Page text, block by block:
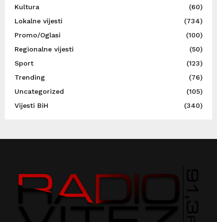
Kultura
(60)
Lokalne vijesti
(734)
Promo/Oglasi
(100)
Regionalne vijesti
(50)
Sport
(123)
Trending
(76)
Uncategorized
(105)
Vijesti BiH
(340)